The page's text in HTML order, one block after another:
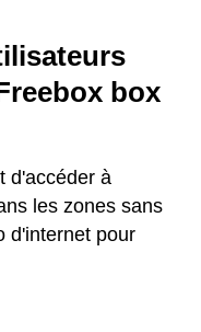
box
d'accéder à
les zones sans
d'internet pour